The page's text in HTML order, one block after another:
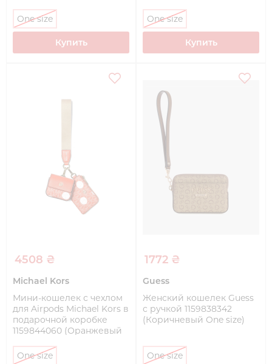
One size
Купить
One size
Купить
4508 ₴
Michael Kors
Мини-кошелек с чехлом
для Airpods Michael Kors в
подарочной коробке
1159844060 (Оранжевый
One size
1772 ₴
Guess
Женский кошелек Guess
с ручкой 1159838342
(Коричневый One size)
One size